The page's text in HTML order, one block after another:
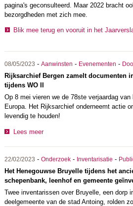
pagina's geconsulteerd. Maar 2022 bracht
bezorgdheden met zich mee.
Blik mee terug en vooruit in het
08/05/2023 - Aanwinsten - Evenementen -
Rijksarchief Bergen zamelt documenten
tijdens WO II
Op 8 mei vieren we de 78ste verjaardag
Europa. Het Rijksarchief onderneemt actie
levendig te houden!
Lees meer
22/02/2023 - Onderzoek- Inventarisatie -
Het Henegouwse Bruyelle tijdens het
schepenbank, leenhof en gemeente
Twee inventarissen over Bruyelle, een dorp
deelgemeente van de stad Antoing, rolden